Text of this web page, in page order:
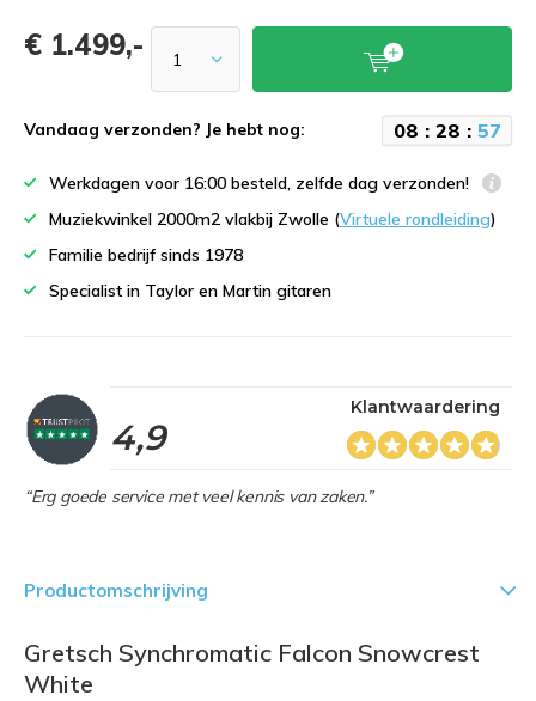
€ 1.499,-
Vandaag verzonden? Je hebt nog: 08 : 28 : 57
Werkdagen voor 16:00 besteld, zelfde dag verzonden!
Muziekwinkel 2000m2 vlakbij Zwolle (Virtuele rondleiding)
Familie bedrijf sinds 1978
Specialist in Taylor en Martin gitaren
4,9
Klantwaardering
“Erg goede service met veel kennis van zaken.”
Productomschrijving
Gretsch Synchromatic Falcon Snowcrest
White